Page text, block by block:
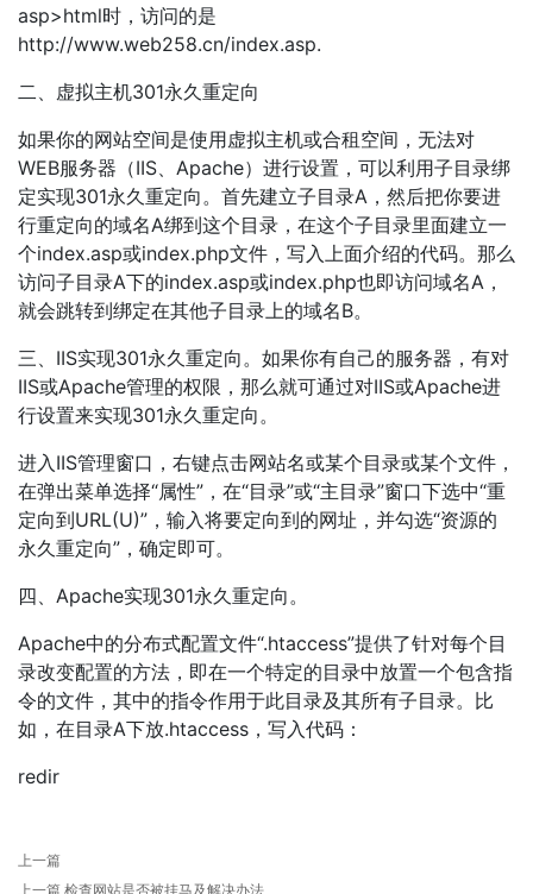
asp>html时，访问的是
http://www.web258.cn/index.asp.
二、虚拟主机301永久重定向
如果你的网站空间是使用虚拟主机或合租空间，无法对
WEB服务器（IIS、Apache）进行设置，可以利用子目录绑
定实现301永久重定向。首先建立子目录A，然后把你要进
行重定向的域名A绑到这个目录，在这个子目录里面建立一
个index.asp或index.php文件，写入上面介绍的代码。那么
访问子目录A下的index.asp或index.php也即访问域名A，
就会跳转到绑定在其他子目录上的域名B。
三、IIS实现301永久重定向。如果你有自己的服务器，有对
IIS或Apache管理的权限，那么就可通过对IIS或Apache进
行设置来实现301永久重定向。
进入IIS管理窗口，右键点击网站名或某个目录或某个文件，
在弹出菜单选择“属性”，在“目录”或“主目录”窗口下选中“重
定向到URL(U)”，输入将要定向到的网址，并勾选“资源的
永久重定向”，确定即可。
四、Apache实现301永久重定向。
Apache中的分布式配置文件“.htaccess”提供了针对每个目
录改变配置的方法，即在一个特定的目录中放置一个包含指
令的文件，其中的指令作用于此目录及其所有子目录。比
如，在目录A下放.htaccess，写入代码：
redir
上一篇
上一篇 检查网站是否被挂马及解决办法